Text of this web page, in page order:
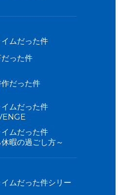
ムだった件
った件
だった件
ムだった件
ムだった件
暇の過ごし方～
ムだった件シリー